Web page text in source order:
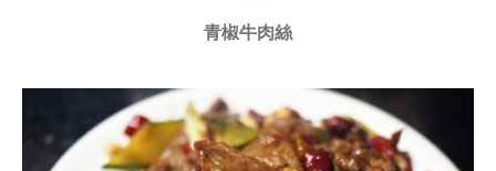
青椒牛肉絲